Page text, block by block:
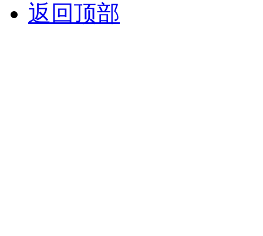
返回顶部